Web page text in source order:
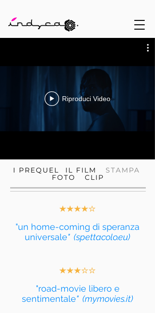
Riproduci Video
I PREQUEL IL FILM
STAMPA
FOTO
CLIP
"un home-coming di speranza
universale" (spettacolo.eu)
"road-movie libero e
sentimentale" (mymovies.it)